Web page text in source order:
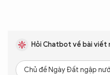
Hỏi Chatbot về bài viết
Chủ đề Ngày Đất ngập